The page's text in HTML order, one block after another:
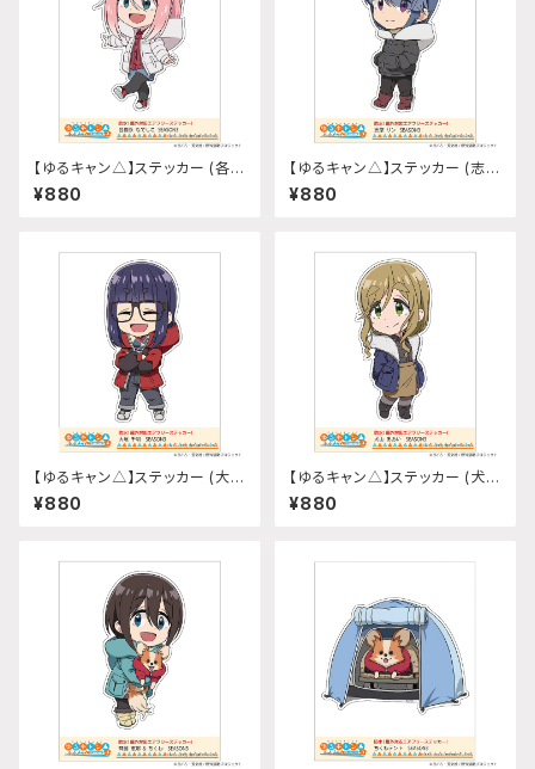
【ゆるキャン△】ステッカー (各務
原なでしこ『SEASON3』)
¥880
【ゆるキャン△】ステッカー (志摩
リン『SEASON3』)
¥880
【ゆるキャン△】ステッカー (大垣
千明『SEASON3』)
¥880
【ゆるキャン△】ステッカー (犬山
あおい『SEASON3』)
¥880